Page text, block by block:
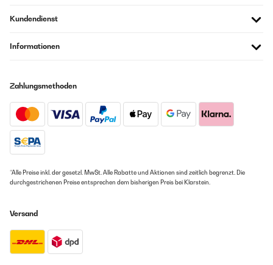
Kundendienst
Informationen
Zahlungsmethoden
*Alle Preise inkl. der gesetzl. MwSt. Alle Rabatte und Aktionen sind zeitlich begrenzt. Die
durchgestrichenen Preise entsprechen dem bisherigen Preis bei Klarstein.
Versand